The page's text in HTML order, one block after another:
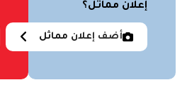
إعلان مماثل؟
أضف إعلان مماثل